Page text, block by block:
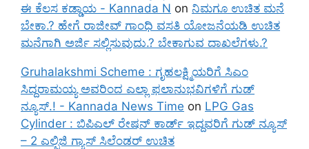
ಈ ಕೆಲಸ ಕಡ್ಡಾಯ - Kannada N on ನಿಮಗೂ ಉಚಿತ ಮನೆ
ಬೇಕಾ.? ಹೇಗೆ ರಾಜೀವ್ ಗಾಂಧಿ ವಸತಿ ಯೋಜನೆಯಡಿ ಉಚಿತ
ಮನೆಗಾಗಿ ಅರ್ಜಿ ಸಲ್ಲಿಸುವುದು.? ಬೇಕಾಗುವ ದಾಖಲೆಗಳು.?
Gruhalakshmi Scheme : ಗೃಹಲಕ್ಷ್ಮಿಯರಿಗೆ ಸಿಎಂ
ಸಿದ್ದರಾಮಯ್ಯ ಅವರಿಂದ ಎಲ್ಲಾ ಫಲಾನುಭವಿಗಳಿಗೆ ಗುಡ್
ನ್ಯೂಸ್.! - Kannada News Time on LPG Gas
Cylinder : ಬಿಪಿಎಲ್ ರೇಷನ್ ಕಾರ್ಡ್ ಇದ್ದವರಿಗೆ ಗುಡ್ ನ್ಯೂಸ್
– 2 ಎಲ್ಪಿಜಿ ಗ್ಯಾಸ್ ಸಿಲೆಂಡರ್ ಉಚಿತ